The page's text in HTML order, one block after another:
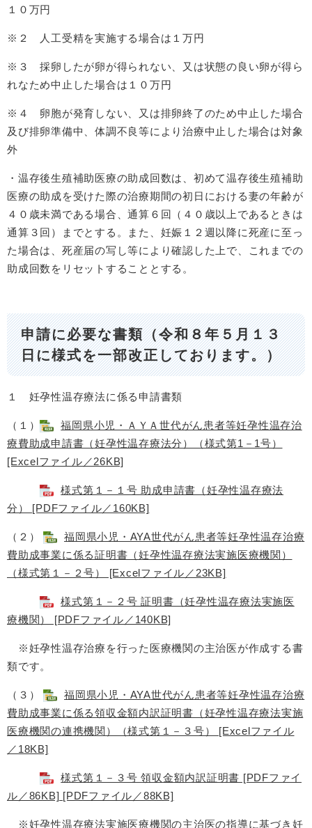
１０万円
※２ 人工受精を実施する場合は１万円
※３ 採卵したが卵が得られない、又は状態の良い卵が得ら
れなため中止した場合は１０万円
※４ 卵胞が発育しない、又は排卵終了のため中止した場合
及び排卵準備中、体調不良等により治療中止した場合は対象
外
・温存後生殖補助医療の助成回数は、初めて温存後生殖補助
医療の助成を受けた際の治療期間の初日における妻の年齢が
４０歳未満である場合、通算６回（４０歳以上であるときは
通算３回）までとする。また、妊娠１２週以降に死産に至っ
た場合は、死産届の写し等により確認した上で、これまでの
助成回数をリセットすることとする。
申請に必要な書類（令和８年５月１３
日に様式を一部改正しております。）
１ 妊孕性温存療法に係る申請書類
（１）
福岡県小児・ＡＹＡ世代がん患者等妊孕性温存治
療費助成申請書（妊孕性温存療法分）（様式第1－1号）
[Excelファイル／26KB]
様式第１－１号 助成申請書（妊孕性温存療法
分） [PDFファイル／160KB]
（２）
福岡県小児・AYA世代がん患者等妊孕性温存治療
費助成事業に係る証明書（妊孕性温存療法実施医療機関）
（様式第１－２号） [Excelファイル／23KB]
様式第１－２号 証明書（妊孕性温存療法実施医
療機関） [PDFファイル／140KB]
※妊孕性温存治療を行った医療機関の主治医が作成する書
類です。
（３）
福岡県小児・AYA世代がん患者等妊孕性温存治療
費助成事業に係る領収金額内訳証明書（妊孕性温存療法実施
医療機関の連携機関）（様式第１－３号） [Excelファイル
／18KB]
様式第１－３号 領収金額内訳証明書 [PDFファイ
ル／86KB] [PDFファイル／88KB]
※妊孕性温存療法実施医療機関の主治医の指導に基づき妊